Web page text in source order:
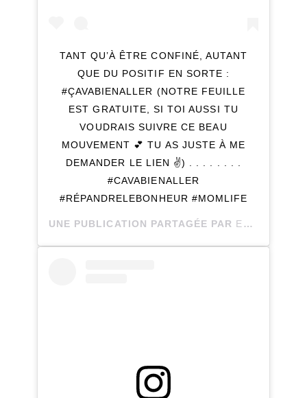
TANT QU’À ÊTRE CONFINÉ, AUTANT
QUE DU POSITIF EN SORTE :
#ÇAVABIENALLER (NOTRE FEUILLE
EST GRATUITE, SI TOI AUSSI TU
VOUDRAIS SUIVRE CE BEAU
MOUVEMENT 💕 TU AS JUSTE À ME
DEMANDER LE LIEN ✌️) . . . . . . . .
#CAVABIENALLER
#RÉPANDRELEBONHEUR #MOMLIFE
UNE PUBLICATION PARTAGÉE PAR EMELINE_LECOINDESCOPAINS